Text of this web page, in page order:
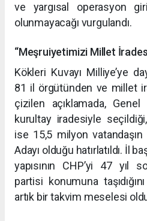
ve yargısal operasyon
olunmayacağı vurgulandı.
“Meşruiyetimizi Millet
Kökleri Kuvayı Milliye’ye
81 il örgütünden ve millet
çizilen açıklamada, Genel
kurultay iradesiyle
ise 15,5 milyon vatandaşın
Adayı olduğu hatırlatıldı. İl
yapısının CHP’yi 47 yıl
partisi konumuna
artık bir takvim meselesi